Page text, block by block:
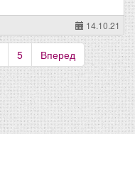
14.10.21
5 Вперед